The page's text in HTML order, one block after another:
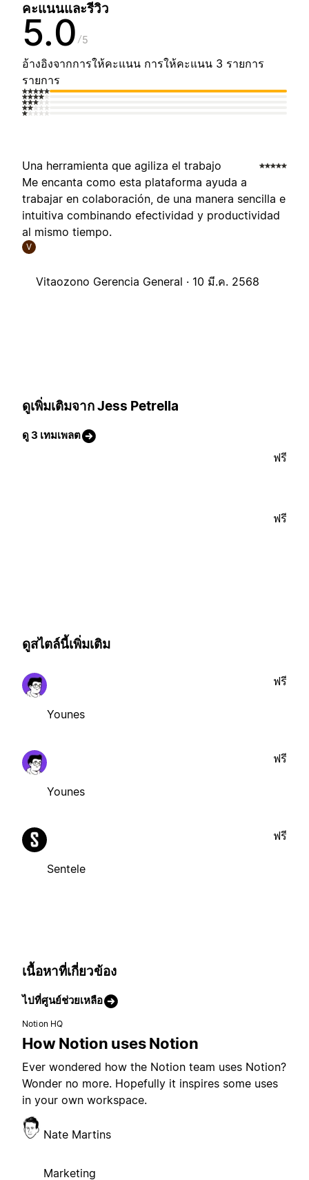
คะแนนและรีวิว
5.0 5
อ้างอิงจากการให้คะแนน การให้คะแนน 3 รายการ
รายการ
Una herramienta que agiliza el trabajo
Me encanta como esta plataforma ayuda a
trabajar en colaboración, de una manera sencilla e
intuitiva combinando efectividad y productividad
al mismo tiempo.
V
Vitaozono Gerencia General · 10 มี.ค. 2568
ดูเพิ่มเติมจาก Jess Petrella
ดู 3 เทมเพลต
ฟรี
ฟรี
ดูสไตล์นี้เพิ่มเติม
Younes
ฟรี
Younes
ฟรี
Sentele
ฟรี
เนื้อหาที่เกี่ยวข้อง
ไปที่ศูนย์ช่วยเหลือ
Notion HQ
How Notion uses Notion
Ever wondered how the Notion team uses Notion?
Wonder no more. Hopefully it inspires some uses
in your own workspace.
Nate Martins
Marketing